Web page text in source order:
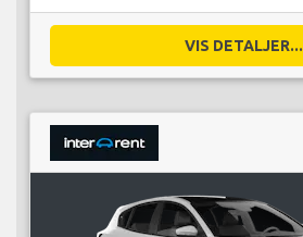
VIS DETALJER...